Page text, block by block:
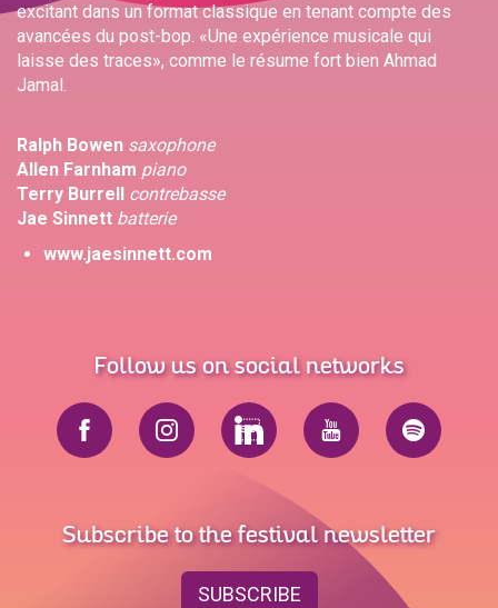
excitant dans un format classique en tenant compte des
avancées du post-bop. «Une expérience musicale qui
laisse des traces», comme le résume fort bien Ahmad
Jamal.
Ralph Bowen saxophone
Allen Farnham piano
Terry Burrell
contrebasse
Jae Sinnett batterie
www.jaesinnett.com
Follow us on social networks
Subscribe to the festival newsletter
SUBSCRIBE